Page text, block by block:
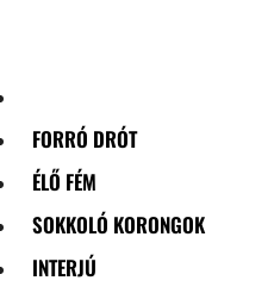
FORRÓ DRÓT
ÉLŐ FÉM
SOKKOLÓ KORONGOK
INTERJÚ